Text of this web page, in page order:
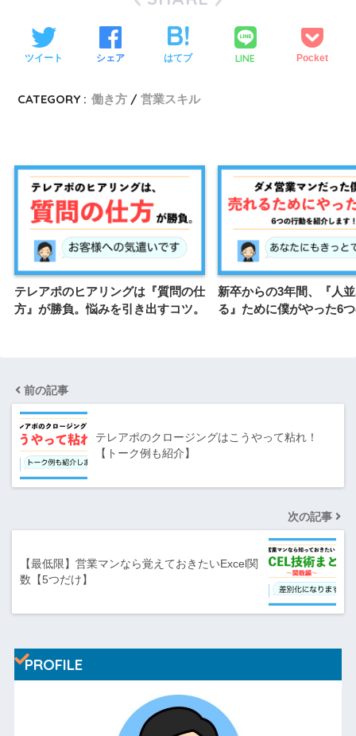
ツイート シェア はてブ LINE Pocket
CATEGORY : 働き方 営業スキル
テレアポのヒアリングは『質問の仕
方』が勝負。悩みを引き出すコツ。
新卒からの3年間、『人
る』ために僕がやった6
前の記事
テレアポのクロージングはこうやって粘れ！
【トーク例も紹介】
次の記事
【最低限】営業マンなら覚えておきたいExcel関
数【5つだけ】
PROFILE